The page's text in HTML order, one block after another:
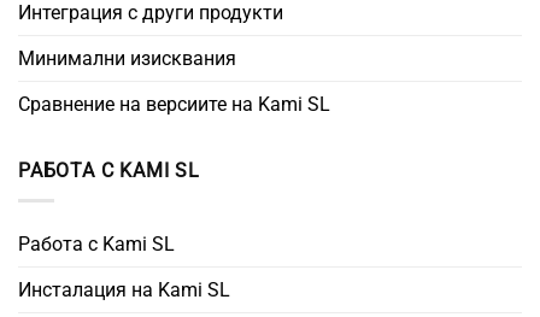
Интеграция с други продукти
Минимални изисквания
Сравнение на версиите на Kami SL
РАБОТА С KAMI SL
Работа с Kami SL
Инсталация на Kami SL